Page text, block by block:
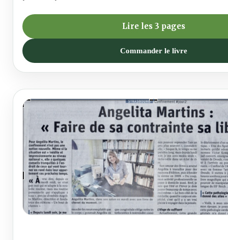
Lire les 3 pages
Commander le livre